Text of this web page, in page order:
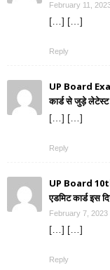
February 11,
[…] […]
Reply
UP Board
कार्ड से जुड़े
[…] […]
Reply
UP Board
एडमिट कार्ड इस
February 7, 2023
[…] […]
Reply